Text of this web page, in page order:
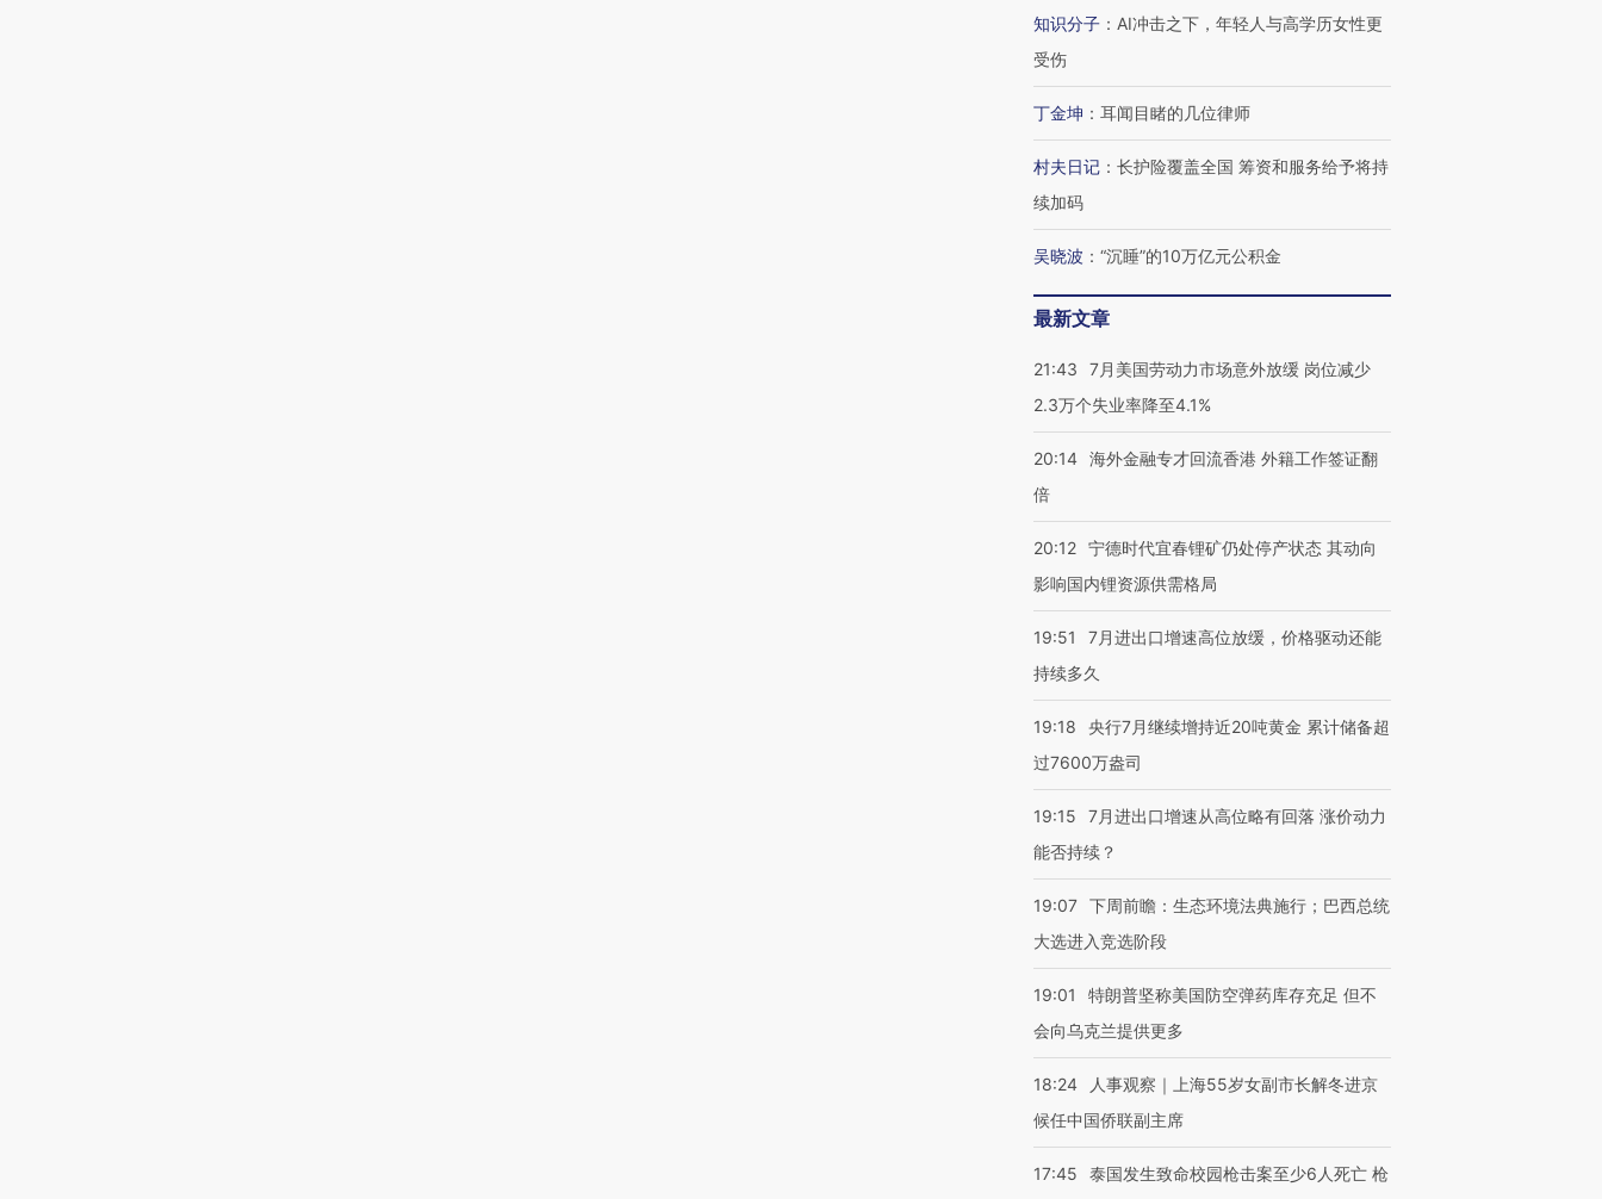
知识分子 ： AI冲击之下，年轻人与高学历女性更
受伤
丁金坤 ： 耳闻目睹的几位律师
村夫日记 ： 长护险覆盖全国 筹资和服务给予将持
续加码
吴晓波 ： “沉睡”的10万亿元公积金
最新文章
21:43
7月美国劳动力市场意外放缓 岗位减少
2.3万个失业率降至4.1%
20:14 海外金融专才回流香港 外籍工作签证翻
倍
20:12 宁德时代宜春锂矿仍处停产状态 其动向
影响国内锂资源供需格局
19:51
7月进出口增速高位放缓，价格驱动还能
持续多久
19:18
央行7月继续增持近20吨黄金 累计储备超
过7600万盎司
19:15
7月进出口增速从高位略有回落 涨价动力
能否持续？
19:07 下周前瞻：生态环境法典施行；巴西总统
大选进入竞选阶段
19:01
特朗普坚称美国防空弹药库存充足 但不
会向乌克兰提供更多
18:24
人事观察｜上海55岁女副市长解冬进京
候任中国侨联副主席
17:45 泰国发生致命校园枪击案至少6人死亡 枪